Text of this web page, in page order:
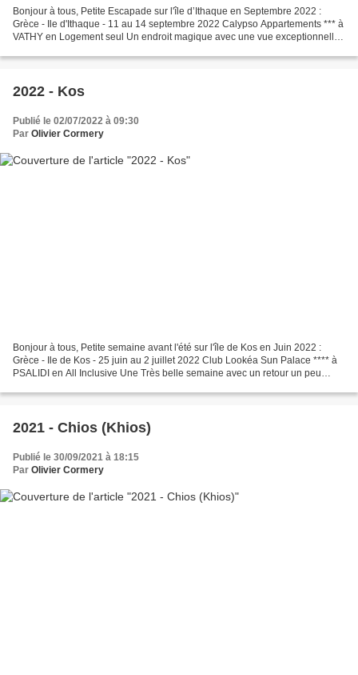
Bonjour à tous, Petite Escapade sur l'île d’Ithaque en Septembre 2022 :
Grèce - Ile d'Ithaque - 11 au 14 septembre 2022 Calypso Appartements *** à
VATHY en Logement seul Un endroit magique avec une vue exceptionnelle
2022 - Kos
Publié le 02/07/2022 à 09:30
Par Olivier Cormery
Bonjour à tous, Petite semaine avant l'été sur l'île de Kos en Juin 2022 :
Grèce - Ile de Kos - 25 juin au 2 juillet 2022 Club Lookéa Sun Palace **** à
PSALIDI en All Inclusive Une Très belle semaine avec un retour un peu
2021 - Chios (Khios)
Publié le 30/09/2021 à 18:15
Par Olivier Cormery